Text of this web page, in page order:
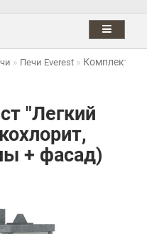
Печи Everest Комплект
"Легкий
+ фасад)